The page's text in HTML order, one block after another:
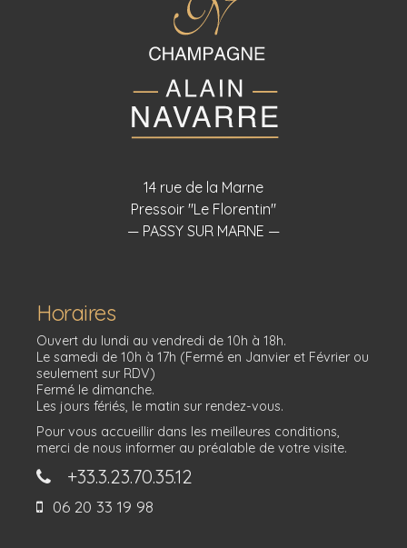
14 rue de la Marne
Pressoir "Le Florentin"
— PASSY SUR MARNE —
Horaires
Ouvert du lundi au vendredi de 10h à 18h.
Le samedi de 10h à 17h (Fermé en Janvier et Février ou
seulement sur RDV)
Fermé le dimanche.
Les jours fériés, le matin sur rendez-vous.
Pour vous accueillir dans les meilleures conditions,
merci de nous informer au préalable de votre visite.
+33.3.23.70.35.12
06 20 33 19 98